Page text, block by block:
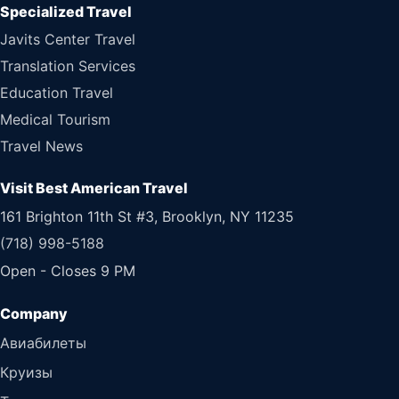
Specialized Travel
Javits Center Travel
Translation Services
Education Travel
Medical Tourism
Travel News
Visit Best American Travel
161 Brighton 11th St #3, Brooklyn, NY 11235
(718) 998-5188
Open - Closes 9 PM
Авиабилеты
Круизы